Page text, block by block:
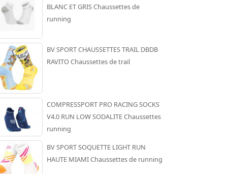
BLANC ET GRIS Chaussettes de
running
BV SPORT CHAUSSETTES TRAIL DBDB
RAVITO Chaussettes de trail
COMPRESSPORT PRO RACING SOCKS
V4.0 RUN LOW SODALITE Chaussettes
running
BV SPORT SOQUETTE LIGHT RUN
HAUTE MIAMI Chaussettes de running